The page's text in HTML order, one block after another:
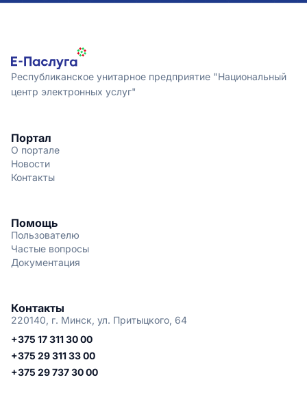
Республиканское унитарное предприятие "Национальный
центр электронных услуг"
Портал
О портале
Новости
Контакты
Помощь
Пользователю
Частые вопросы
Документация
Контакты
220140, г. Минск, ул. Притыцкого, 64
+375 17 311 30 00
+375 29 311 33 00
+375 29 737 30 00